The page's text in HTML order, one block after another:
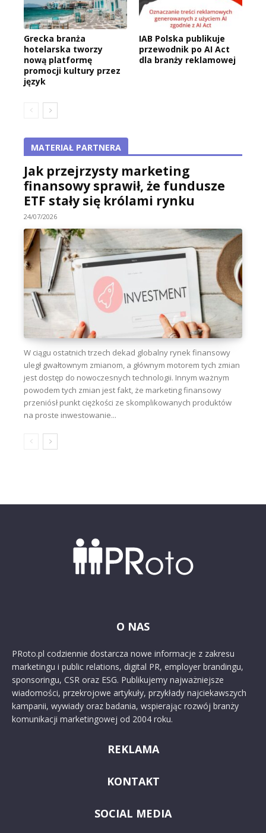
Grecka branża
hotelarska tworzy
nową platformę
promocji kultury przez
język
IAB Polska publikuje
przewodnik po AI Act
dla branży reklamowej
MATERIAŁ PARTNERA
Jak przejrzysty marketing
finansowy sprawił, że fundusze
ETF stały się królami rynku
24/07/2026
W ciągu ostatnich trzech dekad globalny rynek finansowy
uległ gwałtownym zmianom, a głównym motorem tych zmian
jest dostęp do nowoczesnych technologii. Innym ważnym
powodem tych zmian jest fakt, że marketing finansowy
przeniósł punkt ciężkości ze skomplikowanych produktów
na proste inwestowanie...
O NAS
PRoto.pl codziennie dostarcza nowe informacje z zakresu
marketingu i public relations, digital PR, employer brandingu,
sponsoringu, CSR oraz ESG. Publikujemy najważniejsze
wiadomości, przekrojowe artykuły, przykłady najciekawszych
kampanii, wywiady oraz badania, wspierając rozwój branży
komunikacji marketingowej od 2004 roku.
REKLAMA
KONTAKT
SOCIAL MEDIA